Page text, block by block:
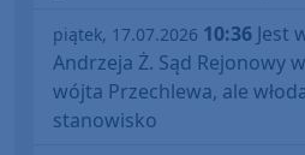
piątek, 17.07.2026 10:36 Jest
Andrzeja Ż. Sąd Rejonowy
wójta Przechlewa, ale
stanowisko